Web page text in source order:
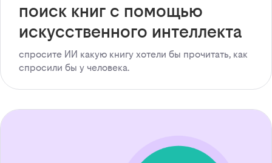
поиск книг с помощью
искусственного интеллекта
спросите ИИ какую книгу хотели бы прочитать, как
спросили бы у человека.